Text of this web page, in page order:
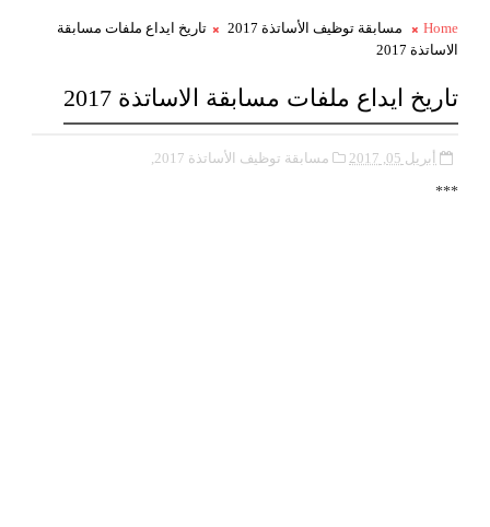
Home مسابقة توظيف الأساتذة 2017
تاريخ ايداع ملفات مسابقة
الاساتذة 2017
تاريخ ايداع ملفات مسابقة الاساتذة 2017
أبريل 05, 2017 مسابقة توظيف الأساتذة 2017,
***